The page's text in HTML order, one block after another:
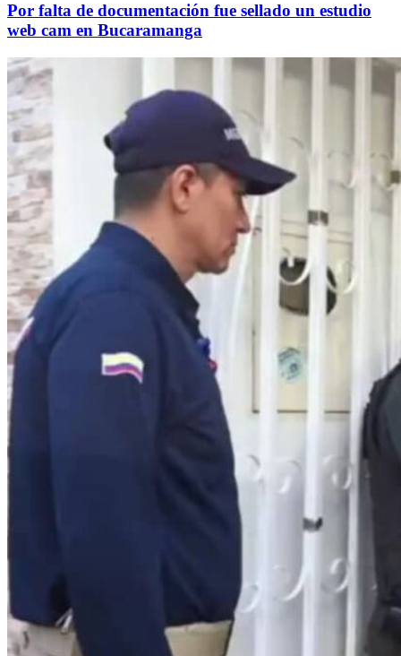
Por falta de documentación fue sellado un estudio
web cam en Bucaramanga